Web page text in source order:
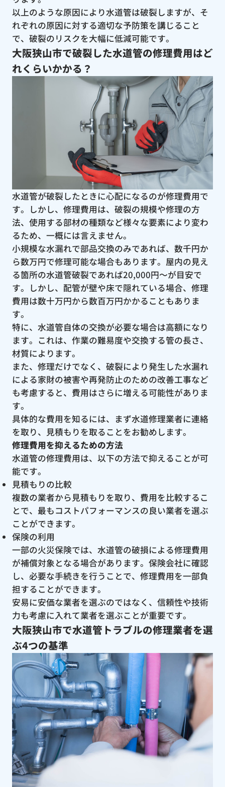
以上のような原因により水道管は破裂しますが、そ
れぞれの原因に対する適切な予防策を講じること
で、破裂のリスクを大幅に低減可能です。
大阪狭山市で破裂した水道管の修理費用はど
れくらいかかる？
水道管が破裂したときに心配になるのが修理費用で
す。しかし、修理費用は、破裂の規模や修理の方
法、使用する部材の種類など様々な要素により変わ
るため、一概には言えません。
小規模な水漏れで部品交換のみであれば、数千円か
ら数万円で修理可能な場合もあります。屋内の見え
る箇所の水道管破裂であれば20,000円〜が目安で
す。しかし、配管が壁や床で隠れている場合、修理
費用は数十万円から数百万円かかることもありま
す。
特に、水道管自体の交換が必要な場合は高額になり
ます。これは、作業の難易度や交換する管の長さ、
材質によります。
また、修理だけでなく、破裂により発生した水漏れ
による家財の被害や再発防止のための改善工事など
も考慮すると、費用はさらに増える可能性がありま
す。
具体的な費用を知るには、まず水道修理業者に連絡
を取り、見積もりを取ることをお勧めします。
修理費用を抑えるための方法
水道管の修理費用は、以下の方法で抑えることが可
能です。
見積もりの比較
複数の業者から見積もりを取り、費用を比較するこ
とで、最もコストパフォーマンスの良い業者を選ぶ
ことができます。
保険の利用
一部の火災保険では、水道管の破損による修理費用
が補償対象となる場合があります。保険会社に確認
し、必要な手続きを行うことで、修理費用を一部負
担することができます。
安易に安価な業者を選ぶのではなく、信頼性や技術
力も考慮に入れて業者を選ぶことが重要です。
大阪狭山市で水道管トラブルの修理業者を選
ぶ4つの基準